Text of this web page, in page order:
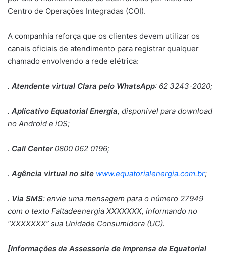
Centro de Operações Integradas (COI).
A companhia reforça que os clientes devem utilizar os
canais oficiais de atendimento para registrar qualquer
chamado envolvendo a rede elétrica:
. Atendente virtual Clara pelo WhatsApp: 62 3243-2020;
. Aplicativo Equatorial Energia, disponível para download
no Android e iOS;
. Call Center0800 062 0196;
. Agência virtual no site www.equatorialenergia.com.br;
. Via SMS: envie uma mensagem para o número 27949
com o texto Faltadeenergia XXXXXXX, informando no
“XXXXXXX” sua Unidade Consumidora (UC).
[Informações da Assessoria de Imprensa da Equatorial